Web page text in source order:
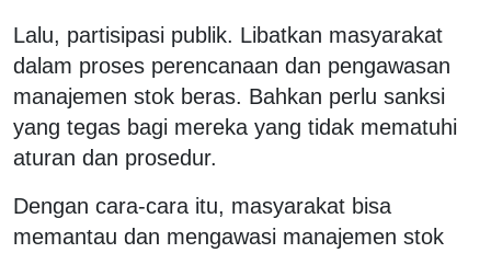
Lalu, partisipasi publik. Libatkan masyarakat
dalam proses perencanaan dan pengawasan
manajemen stok beras. Bahkan perlu sanksi
yang tegas bagi mereka yang tidak mematuhi
aturan dan prosedur.
Dengan cara-cara itu, masyarakat bisa
memantau dan mengawasi manajemen stok